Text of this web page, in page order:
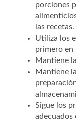
porciones
las recetas.
Utiliza los
primero en
Mantiene
Mantiene
Sigue los
adecuados